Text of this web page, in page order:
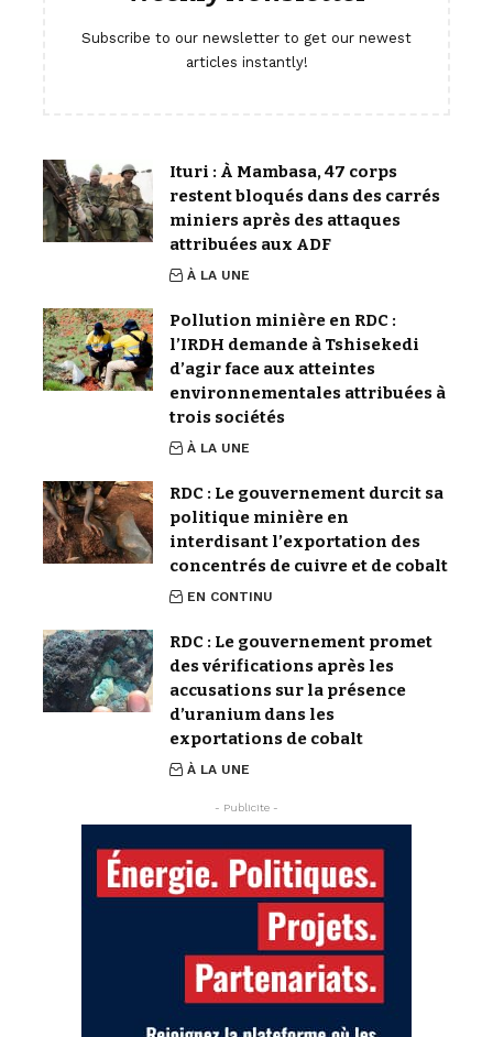
Subscribe to our newsletter to get our newest
articles instantly!
Ituri : À Mambasa, 47 corps
restent bloqués dans des carrés
miniers après des attaques
attribuées aux ADF
À LA UNE
Pollution minière en RDC :
l’IRDH demande à Tshisekedi
d’agir face aux atteintes
environnementales attribuées à
trois sociétés
À LA UNE
RDC : Le gouvernement durcit sa
politique minière en
interdisant l’exportation des
concentrés de cuivre et de cobalt
EN CONTINU
RDC : Le gouvernement promet
des vérifications après les
accusations sur la présence
d’uranium dans les
exportations de cobalt
À LA UNE
- Publicite -